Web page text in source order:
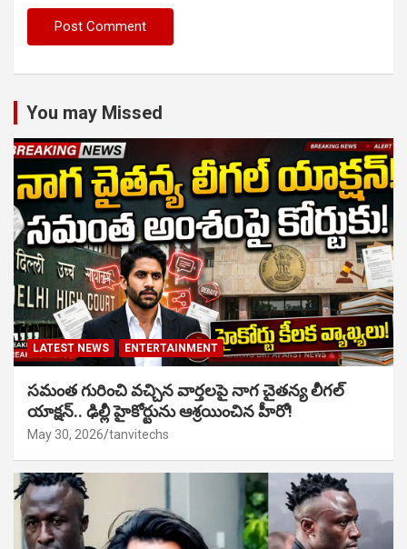
You may Missed
LATEST NEWS ENTERTAINMENT
సమంత గురించి వచ్చిన వార్తలపై నాగ చైతన్య లీగల్
యాక్షన్.. ఢిల్లీ హైకోర్టును ఆశ్రయించిన హీరో!
May 30, 2026 tanvitechs